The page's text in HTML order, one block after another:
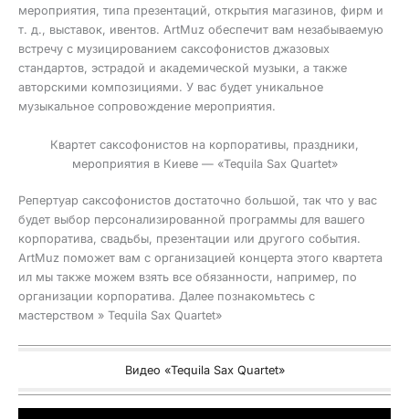
мероприятия, типа презентаций, открытия магазинов, фирм и
т. д., выставок, ивентов. ArtMuz обеспечит вам незабываемую
встречу с музицированием саксофонистов джазовых
стандартов, эстрадой и академической музыки, а также
авторскими композициями. У вас будет уникальное
музыкальное сопровождение мероприятия.
Квартет саксофонистов на корпоративы, праздники,
мероприятия в Киеве — «Tequila Sax Quartet»
Репертуар саксофонистов достаточно большой, так что у вас
будет выбор персонализированной программы для вашего
корпоратива, свадьбы, презентации или другого события.
ArtMuz поможет вам с организацией концерта этого квартета
ил мы также можем взять все обязанности, например, по
организации корпоратива. Далее познакомьтесь с
мастерством » Tequila Sax Quartet»
Видео «Tequila Sax Quartet»